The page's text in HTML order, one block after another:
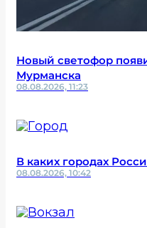
Новый светофор
Мурманска
08.08.2026, 11:23
В каких городах
08.08.2026, 10:42